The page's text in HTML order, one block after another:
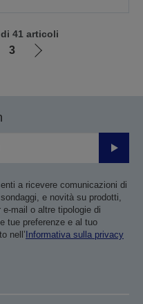
3
Vai
41 articoli
Invia
a ricevere comunicazioni di
e novità su prodotti,
mail o altre tipologie di
tue preferenze e al tuo
nell’ Informativa sulla privacy